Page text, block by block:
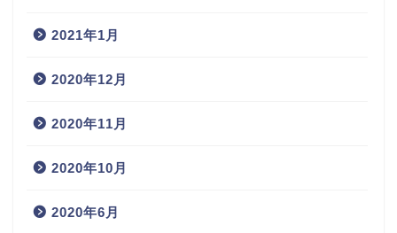
2021年1月
2020年12月
2020年11月
2020年10月
2020年6月